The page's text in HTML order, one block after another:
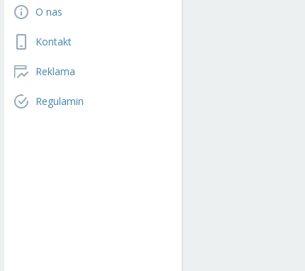
O nas
Kontakt
Reklama
Regulamin